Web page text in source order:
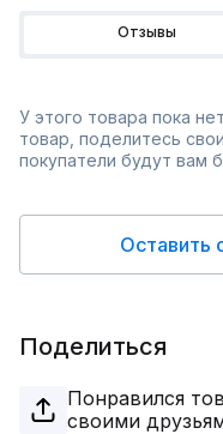
Отзывы
У этого товара пока
товар, поделитесь
покупатели будут вам
Оставить
Поделиться
Понравился
своими